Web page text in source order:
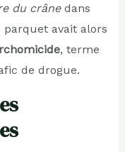
du crânedans
parquet avait alors
, terme
de drogue.